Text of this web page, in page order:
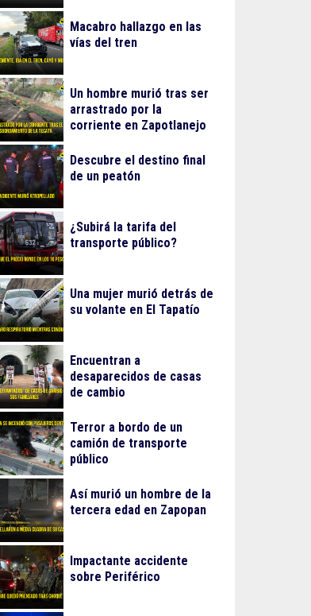
Macabro hallazgo en las
vías del tren
Un hombre murió tras ser
arrastrado por la
corriente en Zapotlanejo
Descubre el destino final
de un peatón
¿Subirá la tarifa del
transporte público?
Una mujer murió detrás de
su volante en El Tapatío
Encuentran a
desaparecidos de casas
de cambio
Terror a bordo de un
camión de transporte
público
Así murió un hombre de la
tercera edad en Zapopan
Impactante accidente
sobre Periférico